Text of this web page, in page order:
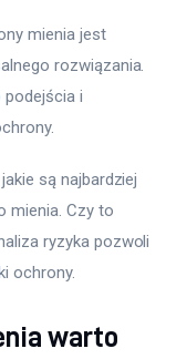
mienia jest
rozwiązania.
podejścia i
są najbardziej
mienia. Czy to
ryzyka pozwoli
ochrony.
warto